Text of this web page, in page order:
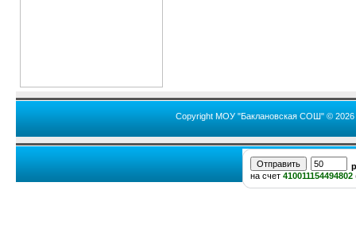
Copyright МОУ "Баклановская СОШ" ©
на счет 410011154494802